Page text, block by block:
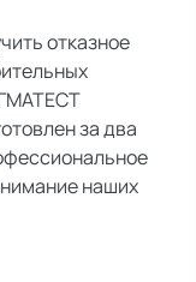
отказное
за два
наших